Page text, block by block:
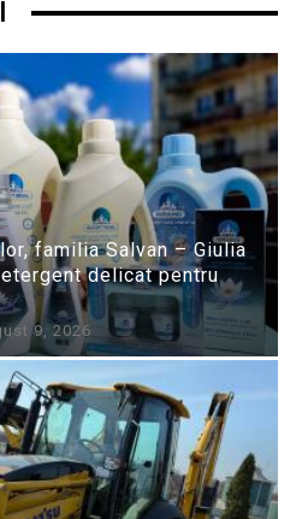
familia Salvan – Giulia
delicat pentru
9, 2026